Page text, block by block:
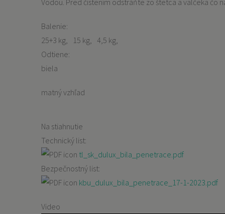
Vodou. Pred čistením odstráňte zo štetca a valčeka čo
Balenie:
25+3 kg
15 kg
4,5 kg
Odtiene:
biela
matný vzhľad
Na stiahnutie
Technický list:
tl_sk_dulux_bila_penetrace.pdf
Bezpečnostný list:
kbu_dulux_bila_penetrace_17-1-2023.pdf
Video